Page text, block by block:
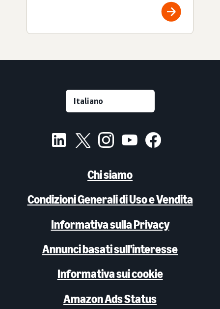
Chi siamo
Condizioni Generali di Uso e Vendita
Informativa sulla Privacy
Annunci basati sull'interesse
Informativa sui cookie
Amazon Ads Status